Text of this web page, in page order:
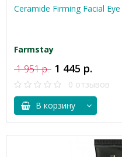
Ceramide Firming Facial
Farmstay
1 951 р. 1 445 р.
0 отзывов
В корзину